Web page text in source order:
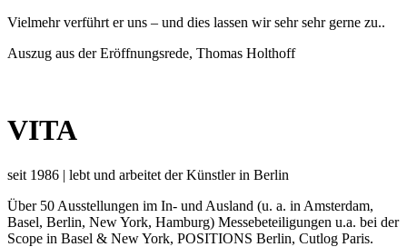
Vielmehr verführt er uns – und dies lassen wir sehr sehr gerne zu..
Auszug aus der Eröffnungsrede, Thomas Holthoff
VITA
seit 1986 | lebt und arbeitet der Künstler in Berlin
Über 50 Ausstellungen im In- und Ausland (u. a. in Amsterdam,
Basel, Berlin, New York, Hamburg) Messebeteiligungen u.a. bei der
Scope in Basel & New York, POSITIONS Berlin, Cutlog Paris.